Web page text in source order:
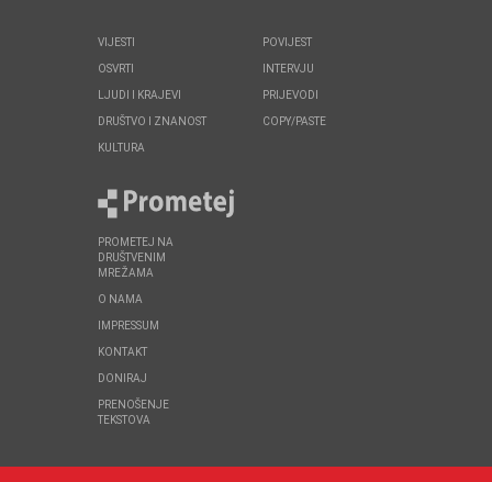
VIJESTI
OSVRTI
LJUDI I KRAJEVI
DRUŠTVO I ZNANOST
KULTURA
POVIJEST
INTERVJU
PRIJEVODI
COPY/PASTE
PROMETEJ NA
DRUŠTVENIM
MREŽAMA
O NAMA
IMPRESSUM
KONTAKT
DONIRAJ
PRENOŠENJE
TEKSTOVA